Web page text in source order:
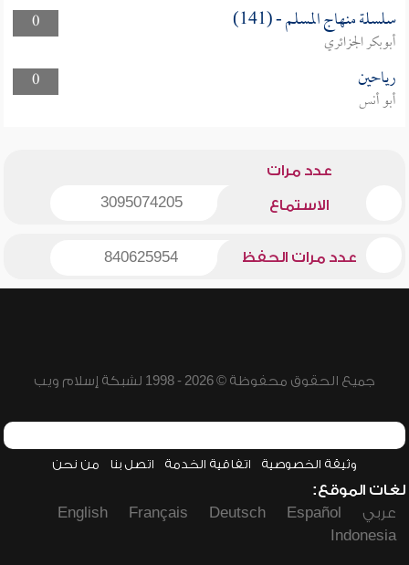
0
سلسلة منهاج المسلم - (141)
أبوبكر الجزائري
0
رياحين
أبو أنس
عدد مرات
الاستماع 3095074205
عدد مرات الحفظ 840625954
جميع الحقوق محفوظة © 2026 - 1998 لشبكة إسلام ويب
وثيقة الخصوصية اتفاقية الخدمة اتصل بنا من نحن
لغات الموقع:
عربي
Español
Deutsch
Français
English
Indonesia